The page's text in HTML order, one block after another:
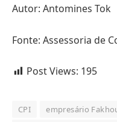
Autor: Antomines Tok
Fonte: Assessoria de
Post Views: 195
CPI empresário